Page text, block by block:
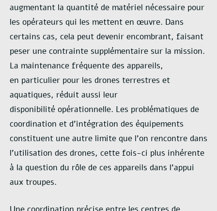
augmentant la quantité de matériel nécessaire pour
les opérateurs qui les mettent en œuvre. Dans
certains cas, cela peut devenir encombrant, faisant
peser une contrainte supplémentaire sur la mission.
La maintenance fréquente des appareils,
en particulier pour les drones terrestres et
aquatiques, réduit aussi leur
disponibilité opérationnelle. Les problématiques de
coordination et d’intégration des équipements
constituent une autre limite que l’on rencontre dans
l’utilisation des drones, cette fois-ci plus inhérente
à la question du rôle de ces appareils dans l’appui
aux troupes.